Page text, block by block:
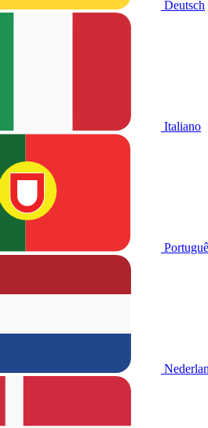
Deutsch
Italiano